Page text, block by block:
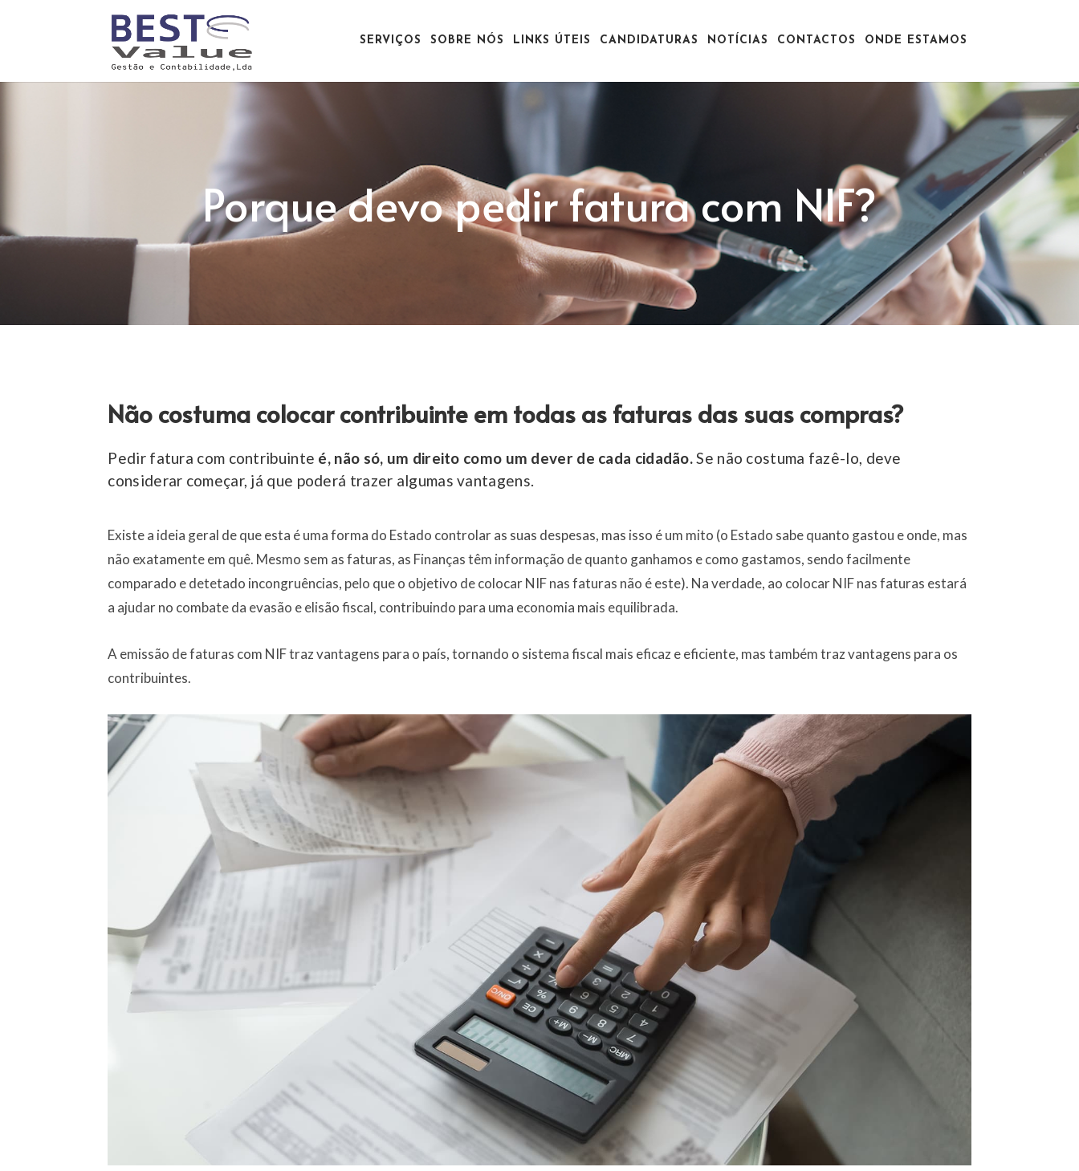
SERVIÇOS SOBRE NÓS LINKS ÚTEIS CANDIDATURAS NOTÍCIAS CONTACTOS ONDE ESTAMOS
Porque devo pedir fatura com NIF?
Não costuma colocar contribuinte em todas as faturas das suas compras?
Pedir fatura com contribuinte é, não só, um direito como um dever de cada cidadão.Se não costuma fazê-lo, deve
considerar começar, já que poderá trazer algumas vantagens.
Existe a ideia geral de que esta é uma forma do Estado controlar as suas despesas, mas isso é um mito (o Estado sabe quanto gastou e onde, mas
não exatamente em quê. Mesmo sem as faturas, as Finanças têm informação de quanto ganhamos e como gastamos, sendo facilmente
comparado e detetado incongruências, pelo que o objetivo de colocar NIF nas faturas não é este). Na verdade, ao colocar NIF nas faturas estará
a ajudar no combate da evasão e elisão fiscal, contribuindo para uma economia mais equilibrada.
A emissão de faturas com NIF traz vantagens para o país, tornando o sistema fiscal mais eficaz e eficiente, mas também traz vantagens para os
contribuintes.